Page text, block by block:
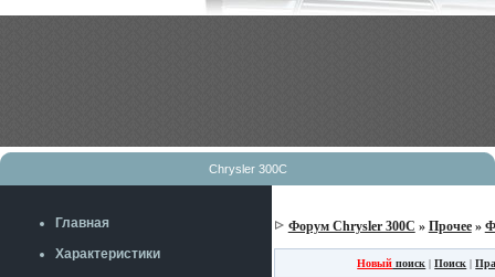
Chrysler 300C
Главная
Характеристики
Форум Chrysler 300C » Прочее»
Новый поиск |Поиск |